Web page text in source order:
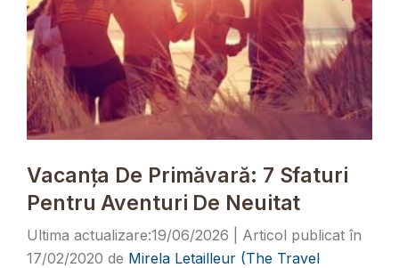
Vacanța De Primăvară: 7 Sfaturi
Pentru Aventuri De Neuitat
19/06/2026
17/02/2020 de Mirela Letailleur (The Travel